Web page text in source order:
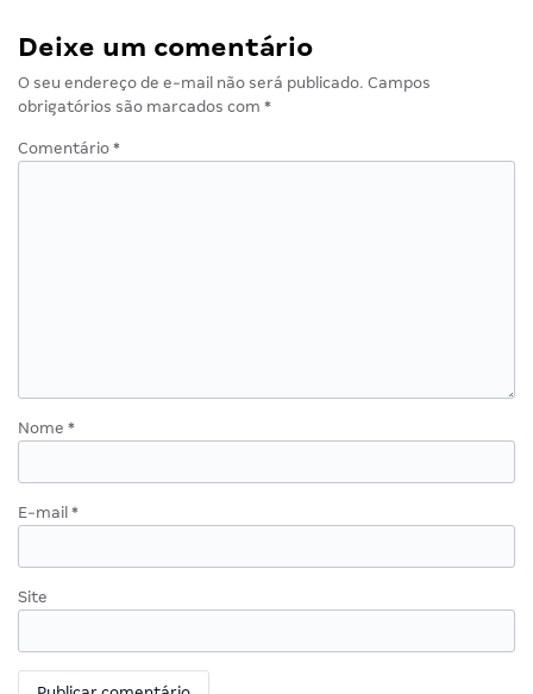
Deixe um comentário
O seu endereço de e-mail não será publicado. Campos
obrigatórios são marcados com *
Comentário *
Nome *
E-mail *
Site